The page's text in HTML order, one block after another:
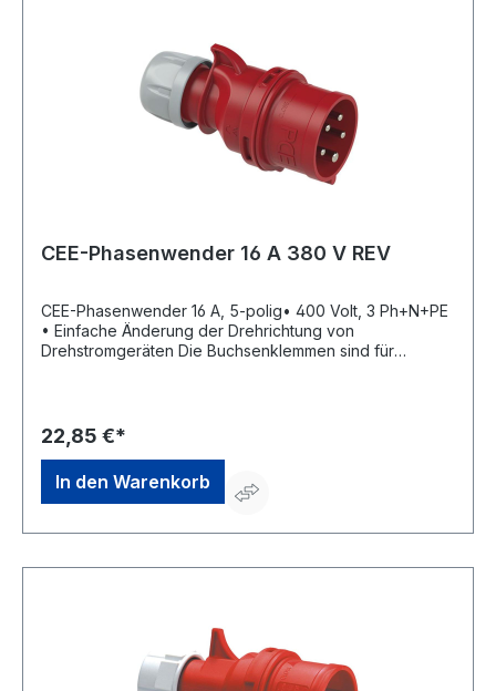
CEE-Phasenwender 16 A 380 V REV
CEE-Phasenwender 16 A, 5-polig• 400 Volt, 3 Ph+N+PE
• Einfache Änderung der Drehrichtung von
Drehstromgeräten Die Buchsenklemmen sind für
GmbH, Frankenstr.1-4, 63776 Mömbris, DE,
+4960297070, info@rev.de
22,85 €*
In den Warenkorb